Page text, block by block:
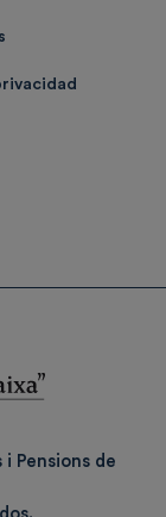
Pensions de